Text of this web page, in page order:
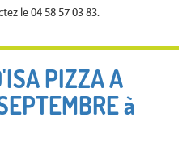
le 04 58 57 03 83.
PIZZA A
à